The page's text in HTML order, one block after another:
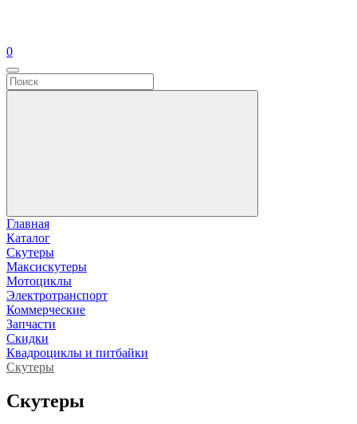
0
Главная
Каталог
Скутеры
Максискутеры
Мотоциклы
Электротранспорт
Коммерческие
Запчасти
Скидки
Квадроциклы и питбайки
Скутеры
Скутеры